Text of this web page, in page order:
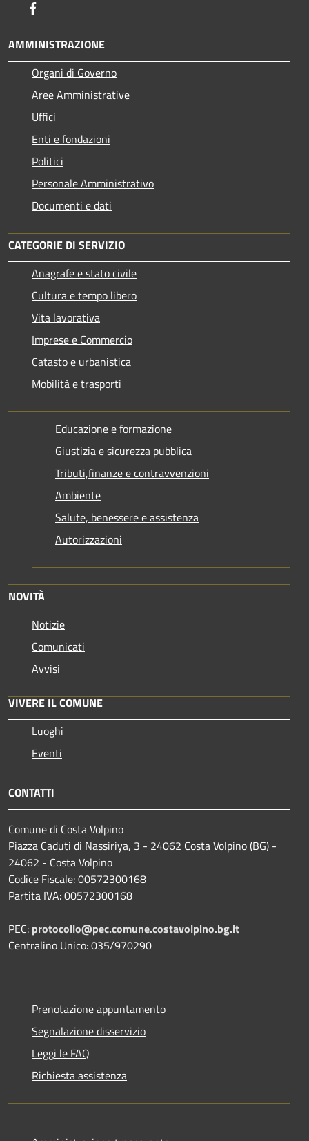
AMMINISTRAZIONE
Organi di Governo
Aree Amministrative
Uffici
Enti e fondazioni
Politici
Personale Amministrativo
Documenti e dati
CATEGORIE DI SERVIZIO
Anagrafe e stato civile
Cultura e tempo libero
Vita lavorativa
Imprese e Commercio
Catasto e urbanistica
Mobilità e trasporti
Educazione e formazione
Giustizia e sicurezza pubblica
Tributi,finanze e contravvenzioni
Ambiente
Salute, benessere e assistenza
Autorizzazioni
NOVITÀ
Notizie
Comunicati
Avvisi
VIVERE IL COMUNE
Luoghi
Eventi
CONTATTI
Comune di Costa Volpino
Piazza Caduti di Nassiriya, 3 - 24062 Costa Volpino (BG) -
24062 - Costa Volpino
Codice Fiscale: 00572300168
Partita IVA: 00572300168
PEC: protocollo@pec.comune.costavolpino.bg.it
Centralino Unico: 035/970290
Prenotazione appuntamento
Segnalazione disservizio
Leggi le FAQ
Richiesta assistenza